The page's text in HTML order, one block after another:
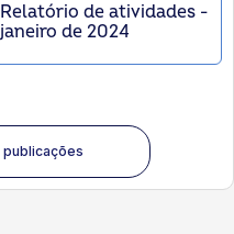
Relatório de atividades -
janeiro de 2024
publicações